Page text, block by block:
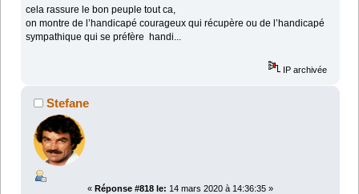
cela rassure le bon peuple tout ca,
on montre de l’handicapé courageux qui récupère ou de l’handicapé
sympathique qui se préfère handi...
IP archivée
Stefane
« Réponse #818 le: 14 mars 2020 à 14:36:35 »